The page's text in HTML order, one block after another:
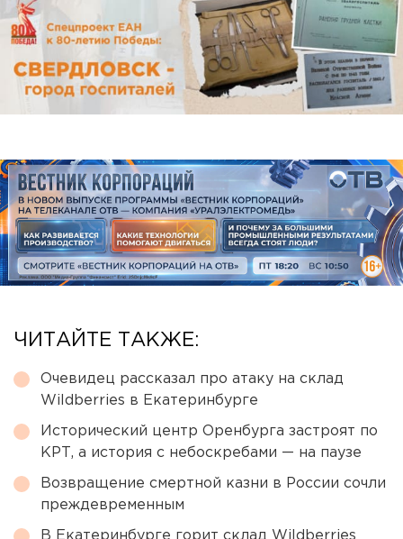
ЧИТАЙТЕ ТАКЖЕ:
Очевидец рассказал про атаку на склад
Wildberries в Екатеринбурге
Исторический центр Оренбурга застроят по
КРТ, а история с небоскребами — на паузе
Возвращение смертной казни в России сочли
преждевременным
В Екатеринбурге горит склад Wildberries